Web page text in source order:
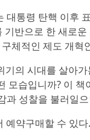
대통령 탄핵 이후
기반으로 한 새로
체적인 제도 개혁
기의 시대를 살아
모습입니까? 이
과 성찰을 불러일
예약구매할 수 있다.